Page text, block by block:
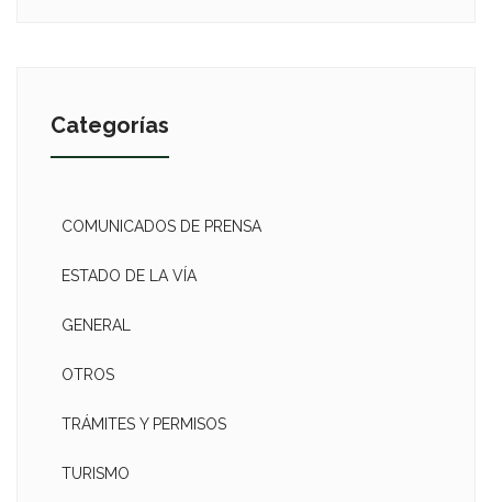
Categorías
COMUNICADOS DE PRENSA
ESTADO DE LA VÍA
GENERAL
OTROS
TRÁMITES Y PERMISOS
TURISMO